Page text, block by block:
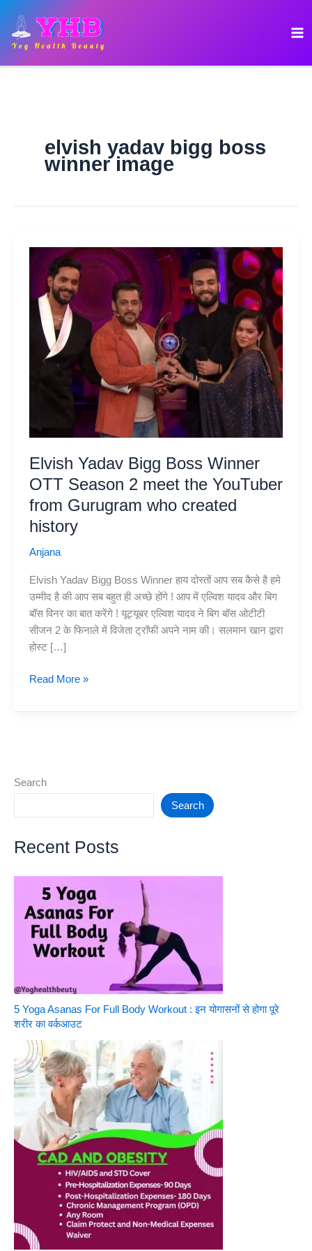
content
elvish yadav bigg boss
winner image
Elvish Yadav Bigg Boss Winner
OTT Season 2 meet the YouTuber
from Gurugram who created
history
Anjana
Elvish Yadav Bigg Boss Winner हाय दोस्तों आप सब कैसे है हमे
उम्मीद है की आप सब बहुत ही अच्छे होंगे ! आप में एल्विश यादव और बिग
बॉस विनर का बात करेंगे ! यूट्यूबर एल्विश यादव ने बिग बॉस ओटीटी
सीजन 2 के फिनाले में विजेता ट्रॉफी अपने नाम की। सलमान खान द्वारा
होस्ट […]
Elvish
Bigg
Season
2
YouTuber
Gurugram
who
created
history
Read More »
Search
Search
Recent Posts
5 Yoga Asanas For Full Body Workout : इन योगासनों से होगा पूरे
शरीर का वर्कआउट